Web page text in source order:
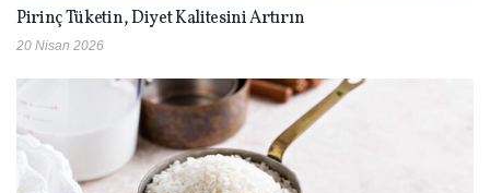
Pirinç Tüketin, Diyet Kalitesini Artırın
20 Nisan 2026